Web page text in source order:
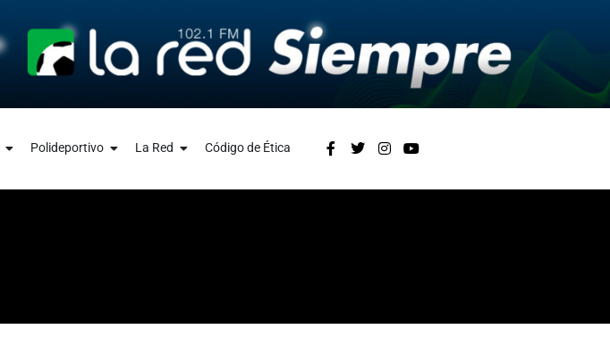
Polideportivo La Red Código de Ética